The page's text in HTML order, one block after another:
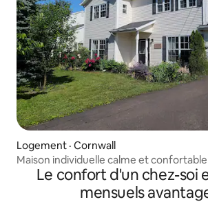
Logement · Cornwall
Maison individuelle calme et
4 chambres · Très facile d'accès au
centre commercial, à la plage, au golf et
Le confort d'un chez-soi
mensuels